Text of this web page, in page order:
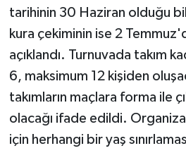
tarihinin 30 Haziran olduğu
kura çekiminin ise 2
açıklandı. Turnuvada takım
6, maksimum 12 kişiden
takımların maçlara forma ile
olacağı ifade edildi.
için herhangi bir yaş